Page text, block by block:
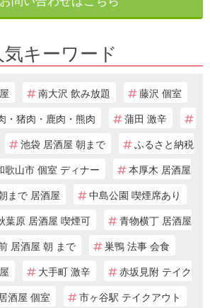
気キーワード
南大沢 飲み放題
藤沢 個室
・猪肉・鹿肉・熊肉
蒲田 激辛
池袋 居酒屋 朝まで
ふるさと納税
歌山市 個室 ディナー
本厚木 居酒屋
まで 居酒屋
中島公園 喫煙席あり
葉原 居酒屋 喫煙可
青物横丁 居酒屋
居酒屋 朝 まで
巣鴨 法事 会食
大手町 激辛
赤坂見附 テイク
酒屋 個室
市ヶ谷駅 テイクアウト